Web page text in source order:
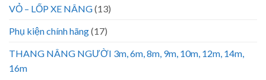
VỎ – LỐP XE NÂNG(13)
Phụ kiện chính hãng(17)
THANG NÂNG NGƯỜI 3m, 6m, 8m, 9m, 10m, 12m, 14m,
16m